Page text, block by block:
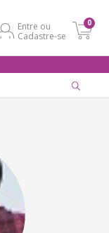
Entre ou
Cadastre-se
0